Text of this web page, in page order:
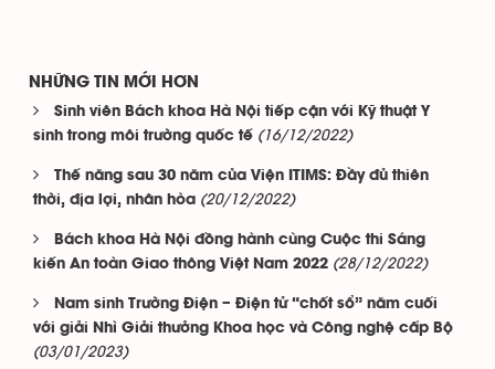
NHỮNG TIN MỚI HƠN
Sinh viên Bách khoa Hà Nội tiếp cận với Kỹ thuật Y
sinh trong môi trường quốc tế (16/12/2022)
Thế năng sau 30 năm của Viện ITIMS: Đầy đủ thiên
thời, địa lợi, nhân hòa (20/12/2022)
Bách khoa Hà Nội đồng hành cùng Cuộc thi Sáng
kiến An toàn Giao thông Việt Nam 2022 (28/12/2022)
Nam sinh Trường Điện – Điện tử “chốt sổ” năm cuối
với giải Nhì Giải thưởng Khoa học và Công nghệ cấp Bộ
(03/01/2023)